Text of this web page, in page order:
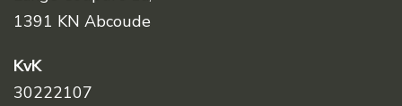
1391 KN Abcoude
KvK
30222107